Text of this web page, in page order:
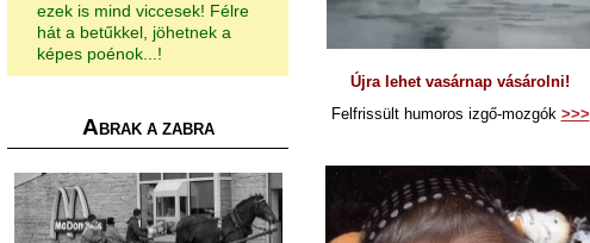
ezek is mind viccesek! Félre
hát a betűkkel, jöhetnek a
képes poénok...!
A BRAK A ZABRA
Újra lehet vasárnap vásárolni!
Felfrissült humoros izgő-mozgók >>>